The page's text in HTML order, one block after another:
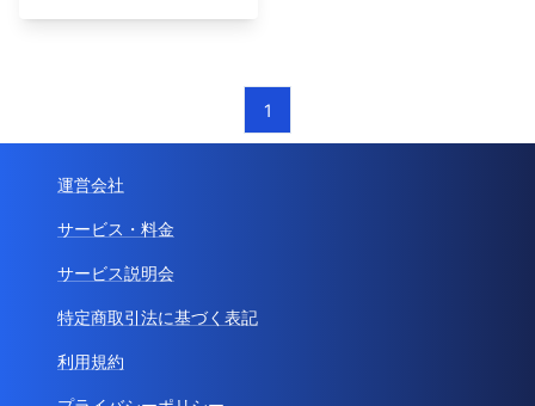
1
運営会社
サービス・料金
サービス説明会
特定商取引法に基づく表記
利用規約